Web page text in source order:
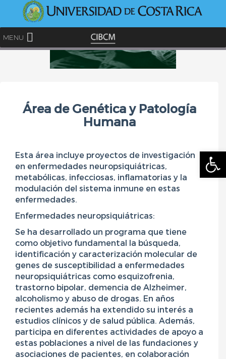
MENU
Área de Genética y Patología
Humana
Esta área incluye proyectos de investigación
en enfermedades neuropsiquiátricas,
metabólicas, infecciosas, inflamatorias y la
modulación del sistema inmune en estas
enfermedades.
Enfermedades neuropsiquiátricas:
Se ha desarrollado un programa que tiene
como objetivo fundamental la búsqueda,
identificación y caracterización molecular de
genes de susceptibilidad a enfermedades
neuropsiquiátricas como esquizofrenia,
trastorno bipolar, demencia de Alzheimer,
alcoholismo y abuso de drogas. En años
recientes además ha extendido su interés a
estudios clínicos y de salud pública. Además,
participa en diferentes actividades de apoyo a
estas poblaciones a nivel de las fundaciones y
asociaciones de pacientes, en colaboración